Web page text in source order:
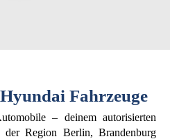
Fahrzeuge
– deinem autorisierten
der Region Berlin, Brandenburg